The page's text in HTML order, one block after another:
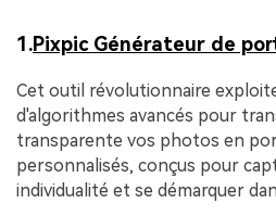
1.Pixpic Générateur de
Cet outil révolutionnaire
d'algorithmes avancés pour
transparente vos photos en
personnalisés, conçus pour
individualité et se démarquer